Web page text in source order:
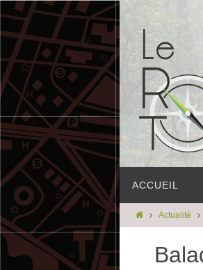
ACCUEIL
Actualité